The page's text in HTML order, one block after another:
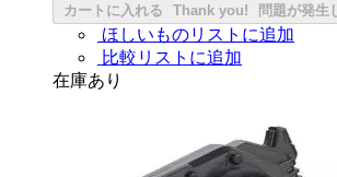
カートに入れる Thank you! 問題が発生
ほしいものリストに追加
比較リストに追加
在庫あり